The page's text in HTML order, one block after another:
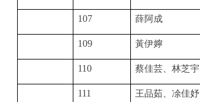
107 薛阿成
109 黃伊嬣
110 蔡佳芸、林芝宇
111 王品茹、凃佳妤